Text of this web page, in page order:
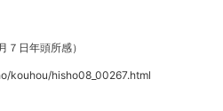
７日年頭所感）
kouhou/hisho08_00267.html